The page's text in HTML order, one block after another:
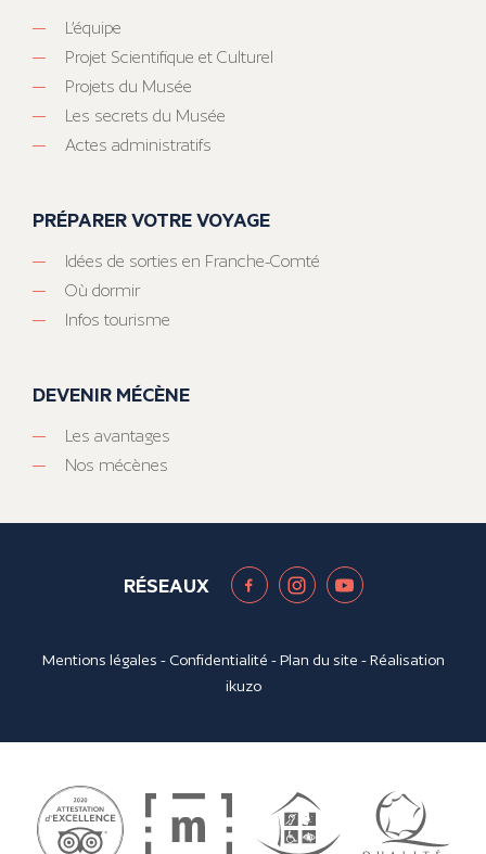
L’équipe
Projet Scientifique et Culturel
Projets du Musée
Les secrets du Musée
Actes administratifs
PRÉPARER VOTRE VOYAGE
Idées de sorties en Franche-Comté
Où dormir
Infos tourisme
DEVENIR MÉCÈNE
Les avantages
Nos mécènes
RÉSEAUX
Mentions légales - Confidentialité -Plan du site - Réalisation
ikuzo